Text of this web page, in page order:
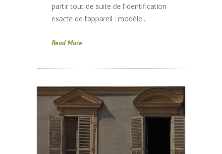
partir tout de suite de l’identification
exacte de l’appareil : modèle...
Read More